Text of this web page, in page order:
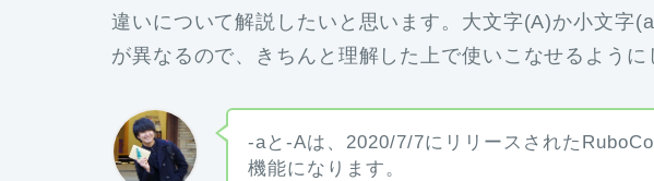
違いについて解説したいと思います。大文字(A)か小文字
が異なるので、きちんと理解した上で使いこなせるように
-aと-Aは、2020/7/7にリリースされた
機能になります。